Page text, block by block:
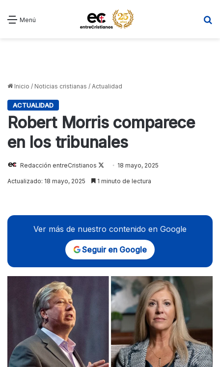
Menú
Inicio / Noticias cristianas / Actualidad
ACTUALIDAD
Robert Morris comparece
en los tribunales
Redacción entreCristianos
Follow18 mayo, 2025
Actualizado: 18 mayo, 2025 1 minuto de lectura
Ver más de nuestro contenido en Google
Seguir en Google